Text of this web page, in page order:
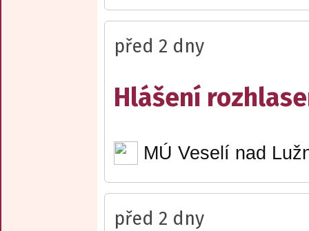
před 2 dny
Hlášení
MÚ Veselí nad
před 2 dny